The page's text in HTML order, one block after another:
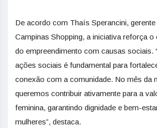
De acordo com Thaís Sperancini, gerente
Campinas Shopping, a iniciativa reforça
do empreendimento com causas sociais.
ações sociais é fundamental para
conexão com a comunidade. No mês da
queremos contribuir ativamente para a
feminina, garantindo dignidade e bem-
mulheres”, destaca.